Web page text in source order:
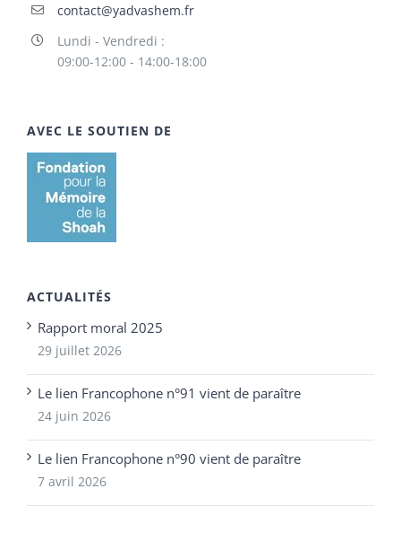
contact@yadvashem.fr
Lundi - Vendredi :
09:00-12:00 - 14:00-18:00
AVEC LE SOUTIEN DE
ACTUALITÉS
Rapport moral 2025
29 juillet 2026
Le lien Francophone n°91 vient de paraître
24 juin 2026
Le lien Francophone n°90 vient de paraître
7 avril 2026